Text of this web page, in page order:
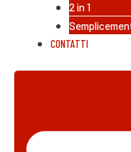
2 in 1
CONTATTI